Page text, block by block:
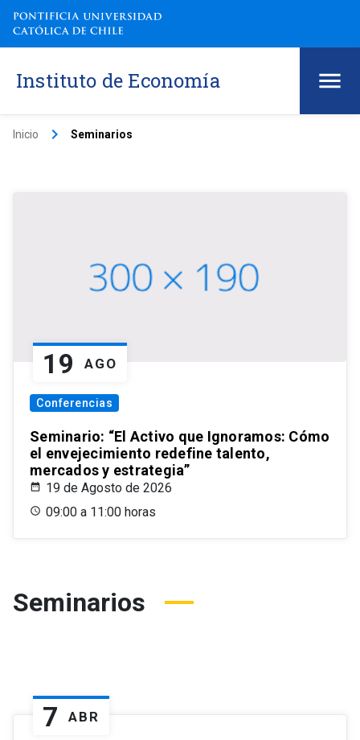
Instituto de Economía
Inicio keyboard_arrow_right Seminarios
19 AGO
Conferencias
Seminario: “El Activo que Ignoramos: Cómo
el envejecimiento redefine talento,
mercados y estrategia”
19 de Agosto de 2026
09:00 a 11:00 horas
Seminarios
7 ABR